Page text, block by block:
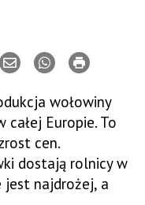
wołowiny
Europie. To
cen.
dostają rolnicy w
jest najdrożej, a